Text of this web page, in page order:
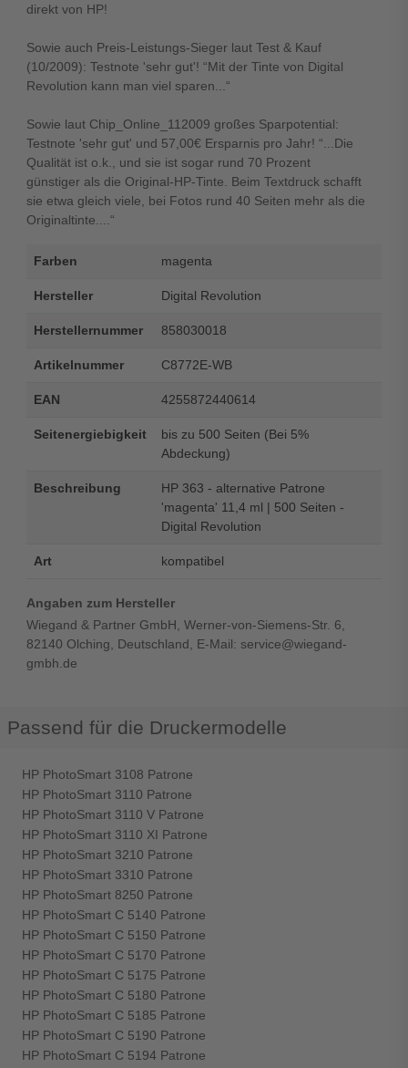
direkt von HP!
Sowie auch Preis-Leistungs-Sieger laut Test & Kauf
(10/2009): Testnote 'sehr gut'! “Mit der Tinte von Digital
Revolution kann man viel sparen...“
Sowie laut Chip_Online_112009 großes Sparpotential:
Testnote 'sehr gut' und 57,00€ Ersparnis pro Jahr! “...Die
Qualität ist o.k., und sie ist sogar rund 70 Prozent
günstiger als die Original-HP-Tinte. Beim Textdruck schafft
sie etwa gleich viele, bei Fotos rund 40 Seiten mehr als die
Originaltinte....“
Farben magenta
Hersteller Digital Revolution
Herstellernummer 858030018
Artikelnummer C8772E-WB
EAN 4255872440614
Seitenergiebigkeit
bis zu 500 Seiten (Bei 5%
Abdeckung)
Beschreibung
HP 363 - alternative Patrone
'magenta' 11,4 ml | 500 Seiten -
Digital Revolution
Art kompatibel
Angaben zum Hersteller
Wiegand & Partner GmbH, Werner-von-Siemens-Str. 6,
82140 Olching, Deutschland, E-Mail: service@wiegand-
gmbh.de
Passend für die Druckermodelle
HP PhotoSmart 3108 Patrone
HP PhotoSmart 3110 Patrone
HP PhotoSmart 3110 V Patrone
HP PhotoSmart 3110 XI Patrone
HP PhotoSmart 3210 Patrone
HP PhotoSmart 3310 Patrone
HP PhotoSmart 8250 Patrone
HP PhotoSmart C 5140 Patrone
HP PhotoSmart C 5150 Patrone
HP PhotoSmart C 5170 Patrone
HP PhotoSmart C 5175 Patrone
HP PhotoSmart C 5180 Patrone
HP PhotoSmart C 5185 Patrone
HP PhotoSmart C 5190 Patrone
HP PhotoSmart C 5194 Patrone